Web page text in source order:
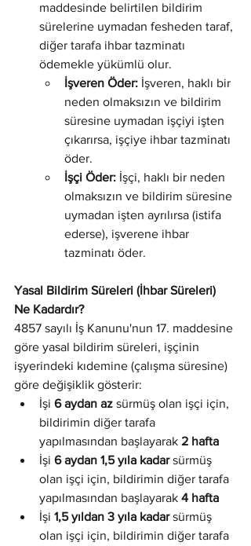
maddesinde belirtilen bildirim
sürelerine uymadan fesheden taraf,
diğer tarafa ihbar tazminatı
ödemekle yükümlü olur.
İşveren Öder: İşveren, haklı bir
neden olmaksızın ve bildirim
süresine uymadan işçiyi işten
çıkarırsa, işçiye ihbar tazminatı
öder.
İşçi Öder: İşçi, haklı bir neden
olmaksızın ve bildirim süresine
uymadan işten ayrılırsa (istifa
ederse), işverene ihbar
tazminatı öder.
Yasal Bildirim Süreleri (İhbar Süreleri)
Ne Kadardır?
4857 sayılı İş Kanunu'nun 17. maddesine
göre yasal bildirim süreleri, işçinin
işyerindeki kıdemine (çalışma süresine)
göre değişiklik gösterir:
İşi 6 aydan az sürmüş olan işçi için,
bildirimin diğer tarafa
yapılmasından başlayarak 2 hafta
İşi 6 aydan 1,5 yıla kadar sürmüş
olan işçi için, bildirimin diğer tarafa
yapılmasından başlayarak 4 hafta
İşi 1,5 yıldan 3 yıla kadar sürmüş
olan işçi için, bildirimin diğer tarafa